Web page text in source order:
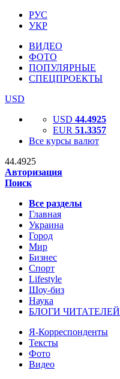
РУС
УКР
ВИДЕО
ФОТО
ПОПУЛЯРНЫЕ
СПЕЦПРОЕКТЫ
USD
USD 44.4925
EUR 51.3357
Все курсы валют
44.4925
Авторизация
Поиск
Все разделы
Главная
Украина
Город
Мир
Бизнес
Спорт
Lifestyle
Шоу-биз
Наука
БЛОГИ ЧИТАТЕЛЕЙ
Я-Корреспонденты
Тексты
Фото
Видео